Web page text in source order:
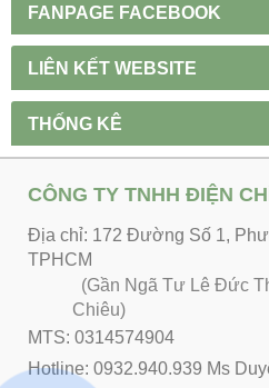
FANPAGE FACEBOOK
LIÊN KẾT WEBSITE
THỐNG KÊ
CÔNG TY TNHH ĐIỆN
Địa chỉ: 172 Đường Số 1,
TPHCM
(Gần Ngã Tư Lê Đức
Chiêu)
MTS: 0314574904
Hotline: 0932.940.939 Ms